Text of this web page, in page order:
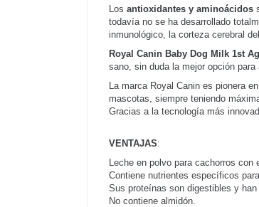
Los antioxidantes y aminoácidos
todavía no se ha desarrollado
inmunológico, la corteza cerebral
Royal Canin Baby Dog Milk 1st
sano, sin duda la mejor opción para
La marca Royal Canin es pionera
mascotas, siempre teniendo
Gracias a la tecnología más
VENTAJAS:
Leche en polvo para cachorros con
Contiene nutrientes específicos
Sus proteínas son digestibles y
No contiene almidón.